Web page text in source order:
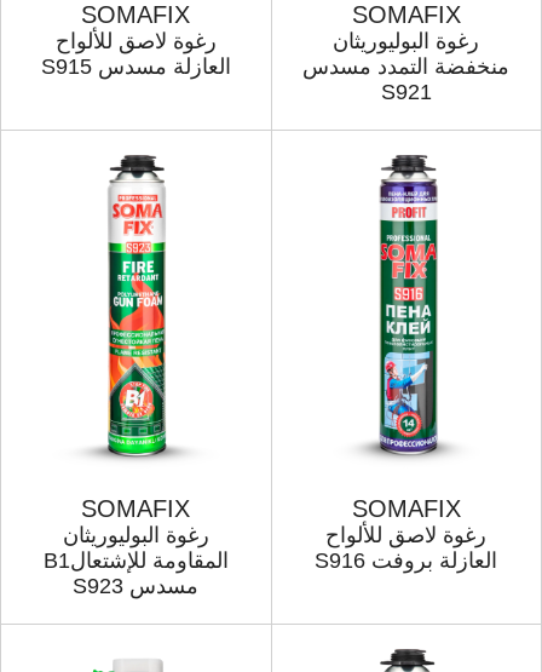
SOMAFIX
رغوة البولیوریثان
منخفضة التمدد مسدس
S921
SOMAFIX
رغوة لاصق للألواح
العازلة مسدس S915
SOMAFIX
رغوة لاصق للألواح
العازلة بروفت S916
SOMAFIX
رغوة البولیوریثان
المقاومة للإشتعالB1
مسدس S923